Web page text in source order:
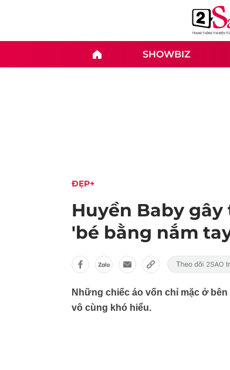
SHOWBIZ
ĐẸP+
Huyền Baby
'bé bằng nắm
Những chiếc áo vốn chỉ mặc ở
vô cùng khó hiểu.